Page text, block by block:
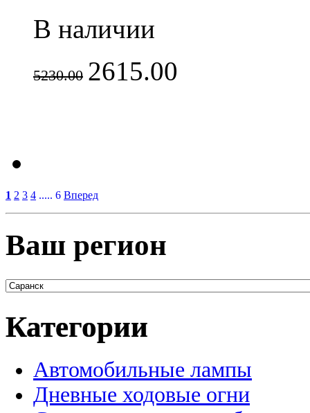
В наличии
5230.00 2615.00
1 2 3 4 ..... 6 Вперед
Ваш регион
Категории
Автомобильные лампы
Дневные ходовые огни